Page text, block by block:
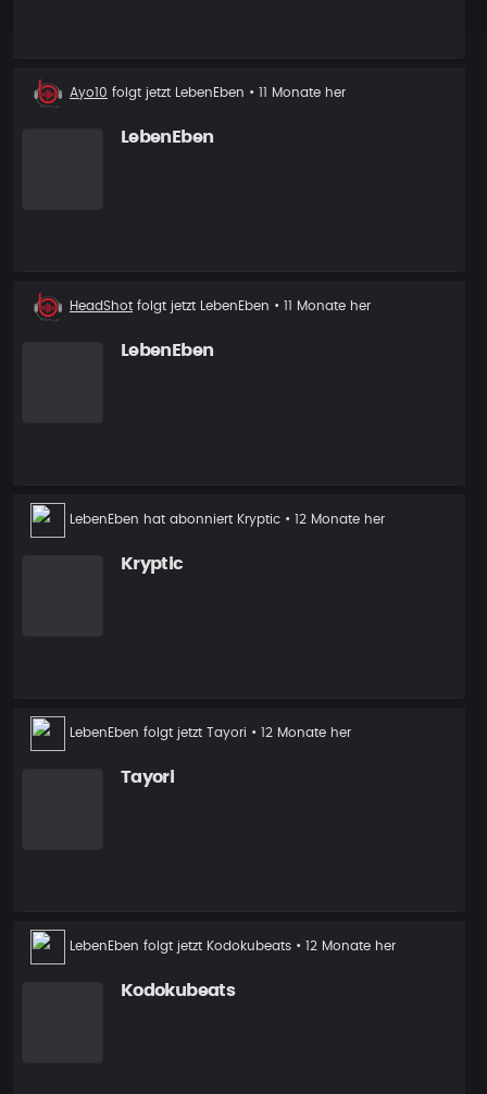
Neuer
Follower
Ayo10 folgt jetzt LebenEben • 11 Monate her
LebenEben
Neuer
HeadShot folgt jetzt LebenEben • 11 Monate her
LebenEben
LebenEben hat abonniert Kryptic • 12 Monate her
Kryptic
Neuer
LebenEben folgt jetzt Tayori • 12 Monate her
Tayori
Neuer
LebenEben folgt jetzt Kodokubeats • 12 Monate her
Kodokubeats